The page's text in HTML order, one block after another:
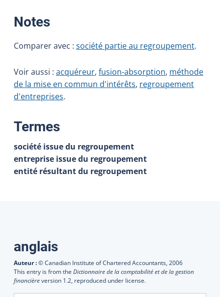
Notes:
Comparer avec : société partie au regroupement.
Voir aussi : acquéreur, fusion-absorption, méthode
de la mise en commun d'intérêts, regroupement
d'entreprises.
Termes:
société issue du regroupement
entreprise issue du regroupement
entité résultant du regroupement
Traductions
anglais
Auteur :© Canadian Institute of Chartered Accountants, 2006
This entry is from the Dictionnaire de la comptabilité et de la gestion
financièreversion 1.2, reproduced under license.